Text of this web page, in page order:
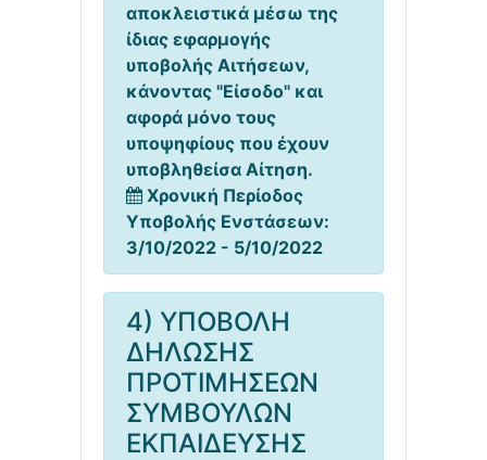
αποκλειστικά μέσω της
ίδιας εφαρμογής
υποβολής Αιτήσεων,
κάνοντας "Είσοδο" και
αφορά μόνο τους
υποψηφίους που έχουν
υποβληθείσα Αίτηση.
Χρονική Περίοδος
Υποβολής Ενστάσεων:
3/10/2022 - 5/10/2022
4) ΥΠΟΒΟΛΗ
ΔΗΛΩΣΗΣ
ΠΡΟΤΙΜΗΣΕΩΝ
ΣΥΜΒΟΥΛΩΝ
ΕΚΠΑΙΔΕΥΣΗΣ